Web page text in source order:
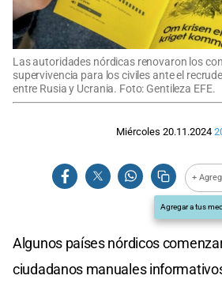
Las autoridades nórdicas renovaron los
supervivencia para los civiles ante el
entre Rusia y Ucrania. Foto: Gentileza EFE.
Miércoles 20.11.2024
+
Agregar a tus
Algunos países nórdicos
ciudadanos manuales